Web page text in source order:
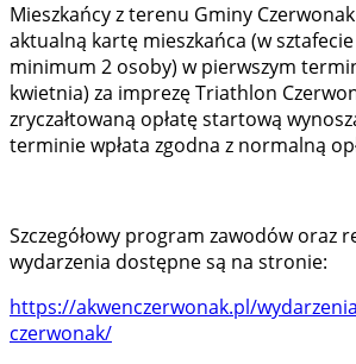
Mieszkańcy z terenu Gminy
aktualną kartę mieszkańca (w
minimum 2 osoby) w pierwszym
kwietnia) za imprezę Triathlon
zryczałtowaną opłatę startową
terminie wpłata zgodna z normalną
Szczegółowy program zawodów oraz
wydarzenia dostępne są na stronie:
https://akwenczerwonak.pl/
czerwonak/